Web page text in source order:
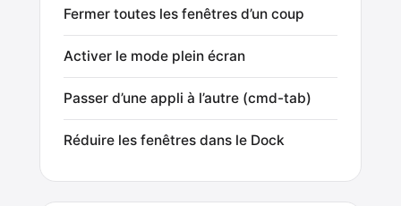
Fermer toutes les fenêtres d’un coup
Activer le mode plein écran
Passer d’une appli à l’autre (cmd-tab)
Réduire les fenêtres dans le Dock